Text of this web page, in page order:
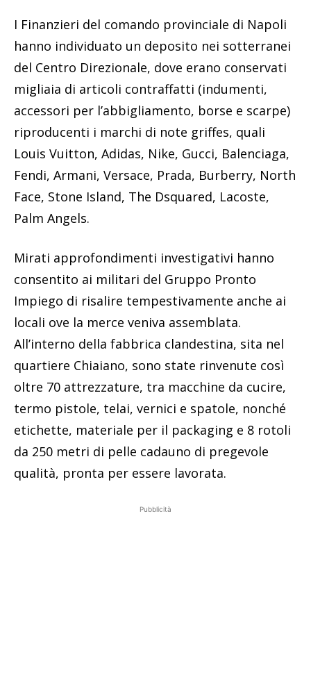
I Finanzieri del comando provinciale di Napoli
hanno individuato un deposito nei sotterranei
del Centro Direzionale, dove erano conservati
migliaia di articoli contraffatti (indumenti,
accessori per l’abbigliamento, borse e scarpe)
riproducenti i marchi di note griffes, quali
Louis Vuitton, Adidas, Nike, Gucci, Balenciaga,
Fendi, Armani, Versace, Prada, Burberry, North
Face, Stone Island, The Dsquared, Lacoste,
Palm Angels.
Mirati approfondimenti investigativi hanno
consentito ai militari del Gruppo Pronto
Impiego di risalire tempestivamente anche ai
locali ove la merce veniva assemblata.
All’interno della fabbrica clandestina, sita nel
quartiere Chiaiano, sono state rinvenute così
oltre 70 attrezzature, tra macchine da cucire,
termo pistole, telai, vernici e spatole, nonché
etichette, materiale per il packaging e 8 rotoli
da 250 metri di pelle cadauno di pregevole
qualità, pronta per essere lavorata.
Pubblicità